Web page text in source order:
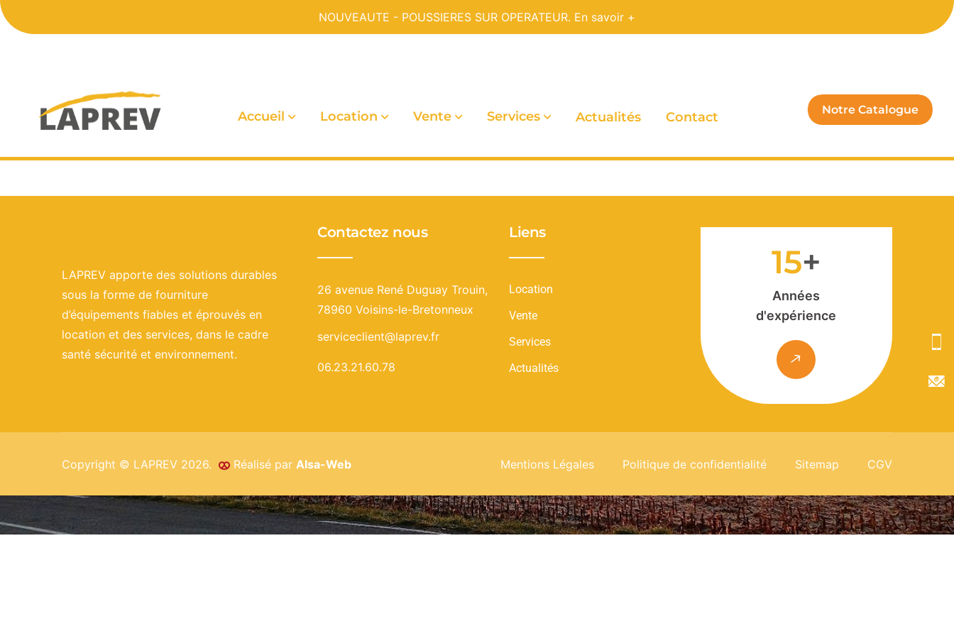
NOUVEAUTE - POUSSIERES SUR OPERATEUR. En savoir +
Accueil Location Vente Services Actualités Contact
LAPREV apporte des solutions durables
sous la forme de fourniture
d’équipements fiables et éprouvés en
location et des services, dans le cadre
santé sécurité et environnement.
Contactez nous
26 avenue René Duguay Trouin,
78960 Voisins-le-Bretonneux
serviceclient@laprev.fr
06.23.21.60.78
Liens
Location
Vente
Services
Actualités
15
Années
d'expérience
Copyright © LAPREV 2026. Réalisé par Alsa-Web Mentions Légales Politique de confidentialité Sitemap CGV